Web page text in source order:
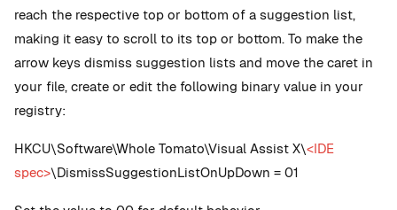
reach the respective top or bottom of a suggestion list,
making it easy to scroll to its top or bottom. To make the
arrow keys dismiss suggestion lists and move the caret in
your file, create or edit the following binary value in your
registry:
HKCU\Software\Whole Tomato\Visual Assist X\<IDE
spec>\DismissSuggestionListOnUpDown = 01